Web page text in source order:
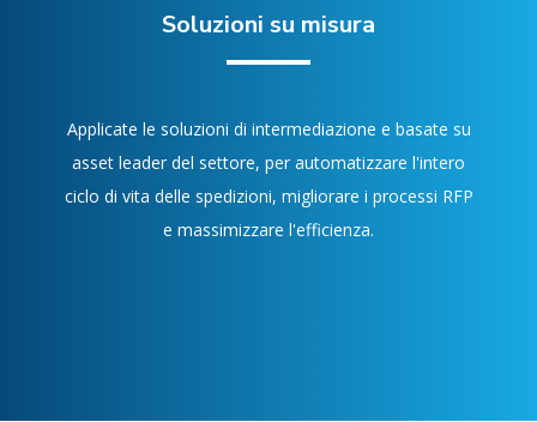
Soluzioni su misura
Applicate le soluzioni di intermediazione e basate su
asset leader del settore, per automatizzare l'intero
ciclo di vita delle spedizioni, migliorare i processi RFP
e massimizzare l'efficienza.